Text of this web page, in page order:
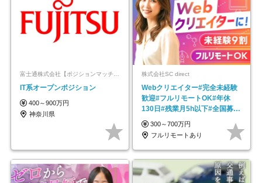
富士通株式会社【ポジションマッチ登録】
IT系オープンポジション
400～900万円
神奈川県
株式会社SC direct
Webクリエイター#完全未経験
歓迎#フルリモートOK#年休
130日#残業月5h以下#全国募集
#最大1年の研修
300～700万円
フルリモートあり